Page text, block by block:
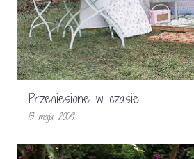
Przeniesione w czasie
13 maja 2009